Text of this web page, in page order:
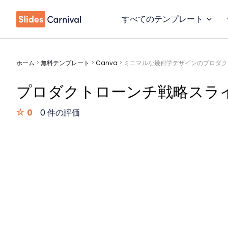
すべてのテンプレート
ホーム > 無料テンプレート > Canva > ミニマルな幾何学デザインのプロダ
プロダクトローンチ戦略スラ
0 0 件の評価